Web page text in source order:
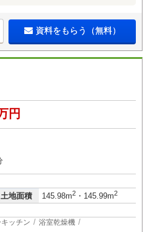
資料をもらう（無料）
円
土地面積 145.98m2 ・145.99m2
ッチン
浴室乾燥機